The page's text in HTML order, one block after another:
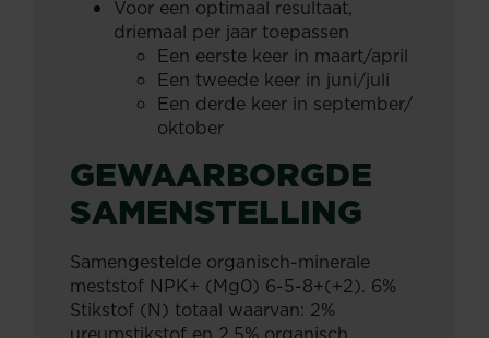
Voor een optimaal resultaat,
driemaal per jaar toepassen
Een eerste keer in maart/april
Een tweede keer in juni/juli
Een derde keer in september/
oktober
GEWAARBORGDE
SAMENSTELLING
Samengestelde organisch-minerale
meststof NPK+ (Mg0) 6-5-8+(+2). 6%
Stikstof (N) totaal waarvan: 2%